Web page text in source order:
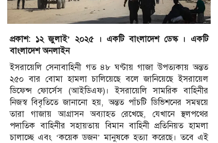
প্রকাশ: ১২ জুলাই’ ২০২৫ । একটি বাংলাদেশ ডেস্ক । একটি
বাংলাদেশ অনলাইন
ইসরায়েলি সেনাবাহিনী গত ৪৮ ঘণ্টায় গাজা উপত্যকায় অন্তত
২৫০ বার বোমা হামলা চালিয়েছে বলে জানিয়েছে ইসরায়েল
ডিফেন্স ফোর্সেস (আইডিএফ)। ইসরায়েলি সামরিক বাহিনীর
নিজস্ব বিবৃতিতে জানানো হয়, অন্তত পাঁচটি ডিভিশনের সমন্বয়ে
তারা গাজায় আগ্রাসন অব্যাহত রেখেছে, যেখানে স্থলপথের
পদাতিক বাহিনীর সহায়তায় বিমান বাহিনী প্রতিনিয়ত হামলা
চালাচ্ছে এবং ‘কয়েক ডজন’ মানুষকে হত্যা করেছে। তবে এই